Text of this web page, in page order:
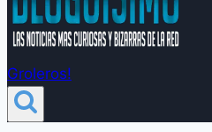
Groleros!